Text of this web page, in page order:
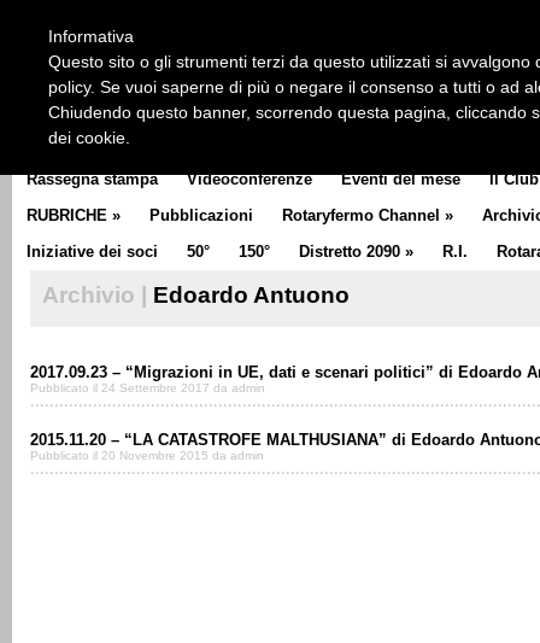
CLUB COMMUNICATOR
Rassegna stampa Videoconferenze Eventi del mese Il Club
RUBRICHE » Pubblicazioni Rotaryfermo Channel »
Iniziative dei soci
50° 150° Distretto 2090 » R.I.
Archivio | Edoardo Antuono
2017.09.23 – “Migrazioni in UE, dati e scenari politici” di Edoardo
Pubblicato il 24 Settembre 2017 da admin
2015.11.20 – “LA CATASTROFE MALTHUSIANA” di Edoardo
Pubblicato il 20 Novembre 2015 da admin
Informativa
Questo sito o gli strumenti terzi da questo utilizzati si
policy. Se vuoi saperne di più o negare il consenso a tutti o ad
Chiudendo questo banner, scorrendo questa pagina, cliccando
dei cookie.